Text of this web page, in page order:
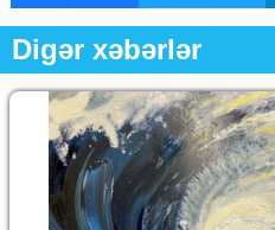
Digər xəbərlər